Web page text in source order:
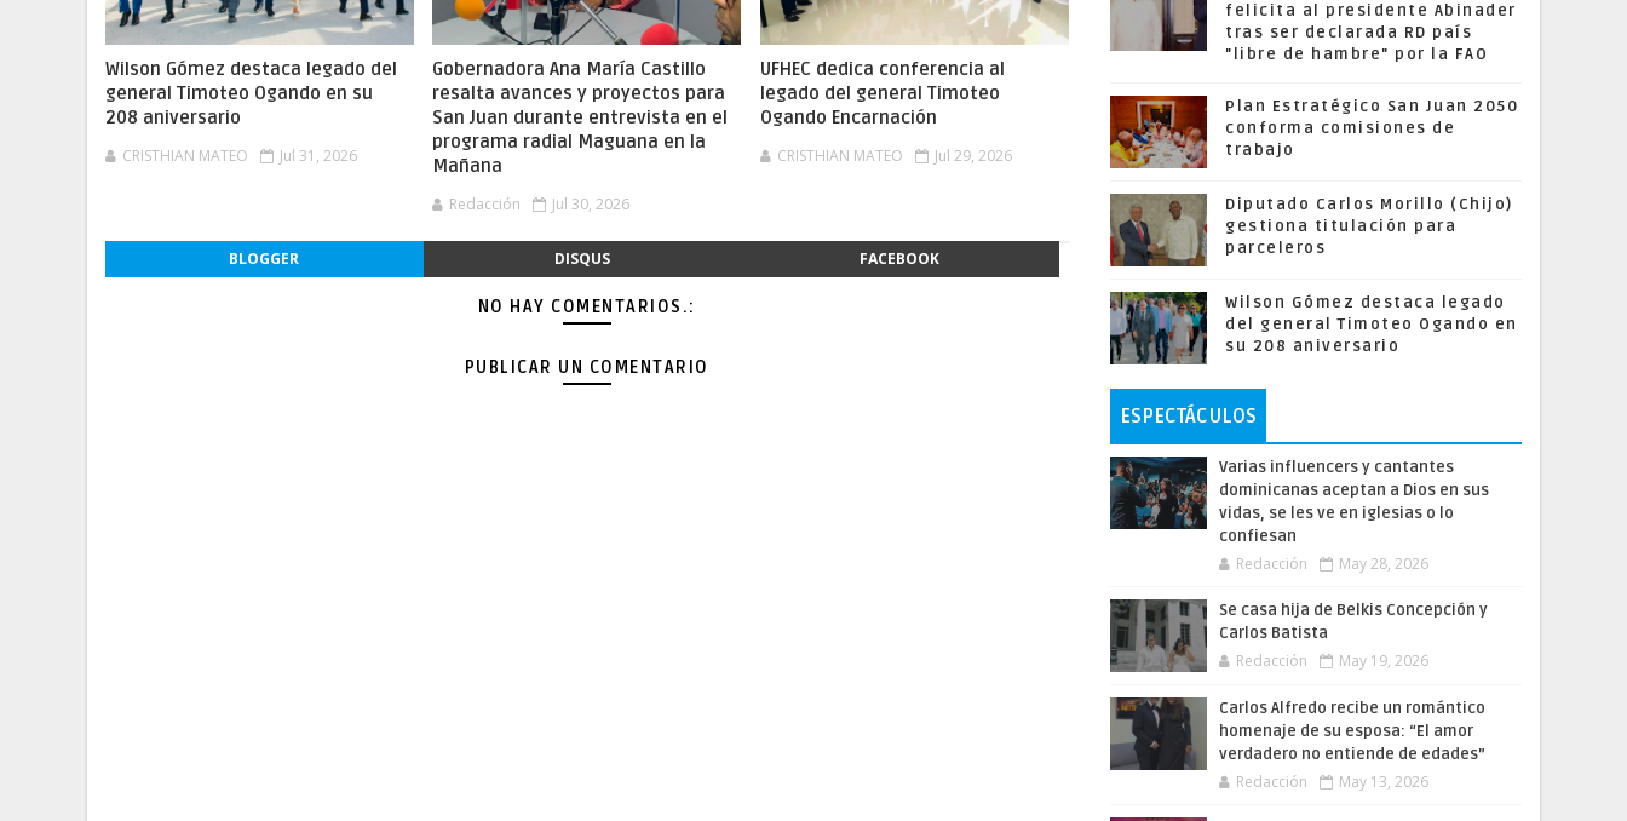
Wilson Gómez destaca legado del
general Timoteo Ogando en su
208 aniversario
CRISTHIAN MATEO Jul 31, 2026
Gobernadora Ana María Castillo
resalta avances y proyectos para
San Juan durante entrevista en el
programa radial Maguana en la
Mañana
Redacción Jul 30, 2026
UFHEC dedica conferencia al
legado del general Timoteo
Ogando Encarnación
CRISTHIAN MATEO Jul 29, 2026
BLOGGER DISQUS FACEBOOK
NO HAY COMENTARIOS.:
PUBLICAR UN COMENTARIO
felicita al presidente Abinader
tras ser declarada RD país
"libre de hambre" por la FAO
Plan Estratégico San Juan 2050
conforma comisiones de
trabajo
Diputado Carlos Morillo (Chijo)
gestiona titulación para
parceleros
Wilson Gómez destaca legado
del general Timoteo Ogando en
su 208 aniversario
ESPECTÁCULOS
Varias influencers y cantantes
dominicanas aceptan a Dios en sus
vidas, se les ve en iglesias o lo
confiesan
Redacción May 28, 2026
Se casa hija de Belkis Concepción y
Carlos Batista
Redacción May 19, 2026
Carlos Alfredo recibe un romántico
homenaje de su esposa: “El amor
verdadero no entiende de edades”
Redacción May 13, 2026